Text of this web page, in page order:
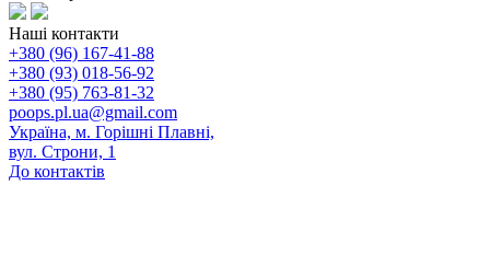
Наші контакти
+380 (96) 167-41-88
+380 (93) 018-56-92
+380 (95) 763-81-32
poops.pl.ua@gmail.com
Україна, м. Горішні Плавні,
вул. Строни, 1
До контактів